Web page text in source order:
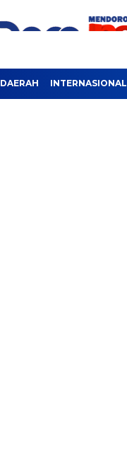
DAERAH INTERNASIONAL